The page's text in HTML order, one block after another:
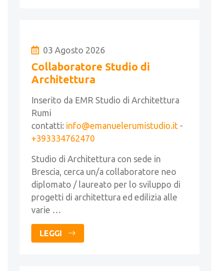
03 Agosto 2026
Collaboratore Studio di
Architettura
Inserito da EMR Studio di Architettura
Rumi
contatti: info@emanuelerumistudio.it -
+393334762470
Studio di Architettura con sede in
Brescia, cerca un/a collaboratore neo
diplomato / laureato per lo sviluppo di
progetti di architettura ed edilizia alle
varie …
LEGGI